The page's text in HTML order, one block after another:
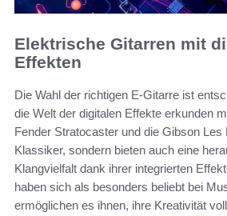
Elektrische Gitarren mit
Effekten
Die Wahl der richtigen E-Gitarre ist
die Welt der digitalen Effekte erkunden
Fender Stratocaster und die Gibson Les
Klassiker, sondern bieten auch eine
Klangvielfalt dank ihrer integrierten
haben sich als besonders beliebt bei
ermöglichen es ihnen, ihre Kreativität